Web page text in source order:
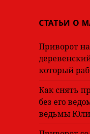
СТАТЬИ О
Приворот
который
Как снять
без его
ведьмы